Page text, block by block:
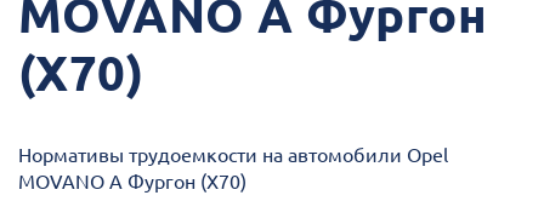
MOVANO A Фургон
(X70)
Нормативы трудоемкости на автомобили Opel
MOVANO A Фургон (X70)